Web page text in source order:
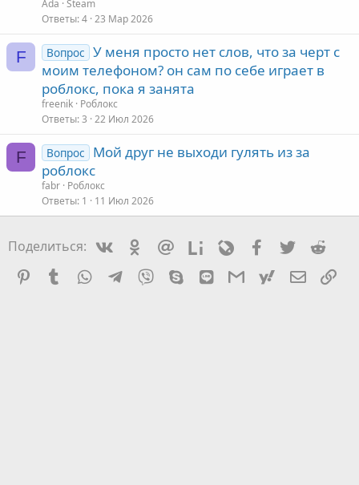
Ada Steam
Ответы 4 23 Мар 2026
F Вопрос У меня просто нет слов, что за черт с
моим телефоном? он сам по себе играет в
роблокс, пока я занята
freenik Роблокс
Ответы 3 22 Июл 2026
F Вопрос
Мой друг не выходи гулять из за
роблокс
fabr Роблокс
Ответы 1 11 Июл 2026
Поделиться: VkontakteOdnoklassniki
Mail.ruLiveinternetLivejournalFacebook
Twitter
Pinterest
Tumblr WhatsAppTelegram
Viber Skype LineGmailyahoomail